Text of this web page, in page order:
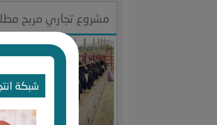
شبكة
مشروع تجاري مربح